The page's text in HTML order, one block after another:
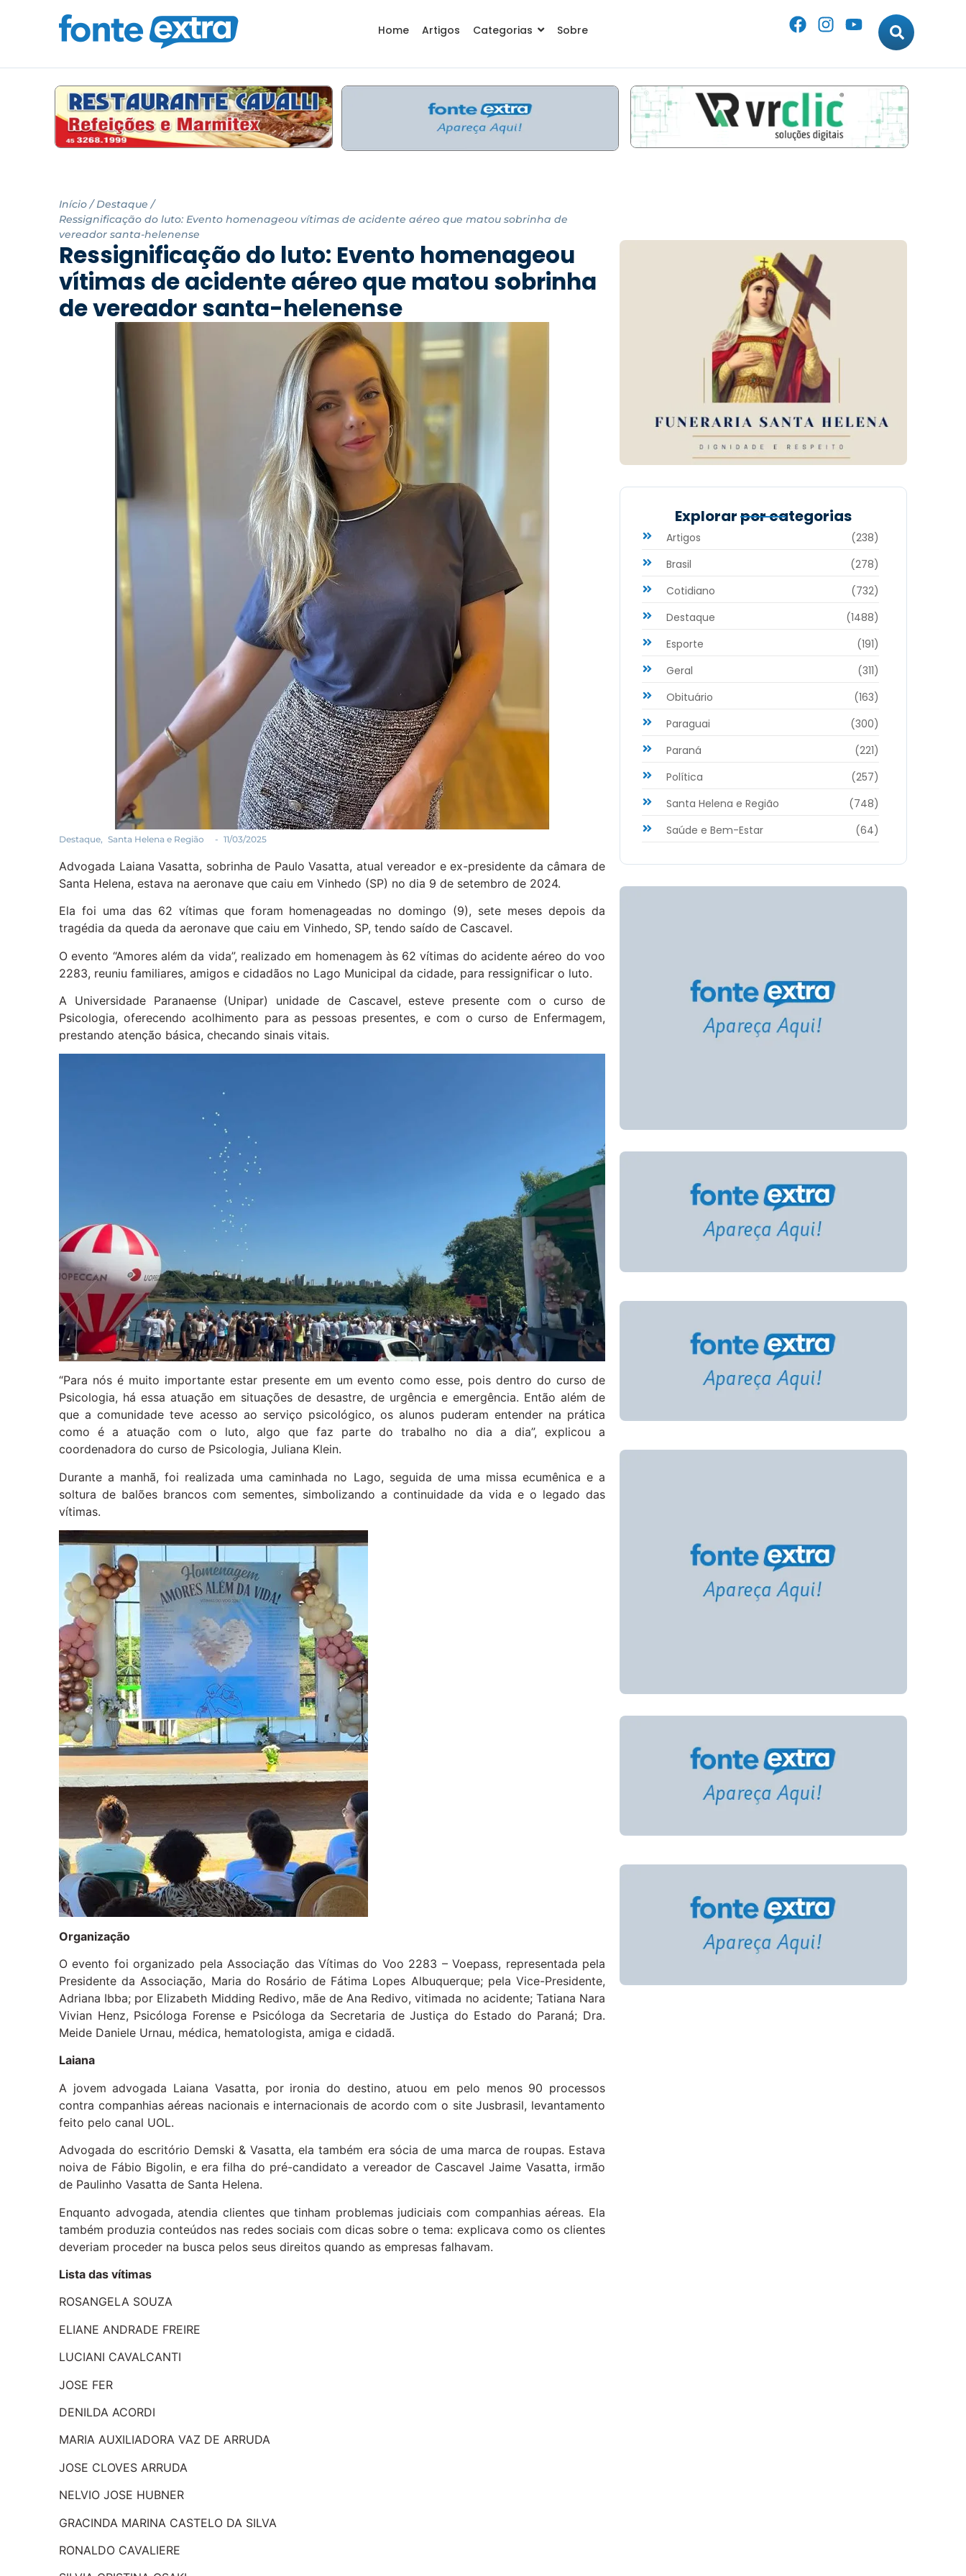
Home Artigos Categorias Sobre
Início / Destaque /
Ressignificação do luto: Evento homenageou vítimas de acidente aéreo que matou sobrinha de
vereador santa-helenense
Ressignificação do luto: Evento homenageou
vítimas de acidente aéreo que matou sobrinha
de vereador santa-helenense
Destaque, Santa Helena e Região - 11/03/2025
Advogada Laiana Vasatta, sobrinha de Paulo Vasatta, atual vereador e ex-presidente da câmara de
Santa Helena, estava na aeronave que caiu em Vinhedo (SP) no dia 9 de setembro de 2024.
Ela foi uma das 62 vítimas que foram homenageadas no domingo (9), sete meses depois da
tragédia da queda da aeronave que caiu em Vinhedo, SP, tendo saído de Cascavel.
O evento “Amores além da vida”, realizado em homenagem às 62 vítimas do acidente aéreo do voo
2283, reuniu familiares, amigos e cidadãos no Lago Municipal da cidade, para ressignificar o luto.
A Universidade Paranaense (Unipar) unidade de Cascavel, esteve presente com o curso de
Psicologia, oferecendo acolhimento para as pessoas presentes, e com o curso de Enfermagem,
prestando atenção básica, checando sinais vitais.
“Para nós é muito importante estar presente em um evento como esse, pois dentro do curso de
Psicologia, há essa atuação em situações de desastre, de urgência e emergência. Então além de
que a comunidade teve acesso ao serviço psicológico, os alunos puderam entender na prática
como é a atuação com o luto, algo que faz parte do trabalho no dia a dia”, explicou a
coordenadora do curso de Psicologia, Juliana Klein.
Durante a manhã, foi realizada uma caminhada no Lago, seguida de uma missa ecumênica e a
soltura de balões brancos com sementes, simbolizando a continuidade da vida e o legado das
vítimas.
Organização
O evento foi organizado pela Associação das Vítimas do Voo 2283 – Voepass, representada pela
Presidente da Associação, Maria do Rosário de Fátima Lopes Albuquerque; pela Vice-Presidente,
Adriana Ibba; por Elizabeth Midding Redivo, mãe de Ana Redivo, vitimada no acidente; Tatiana Nara
Vivian Henz, Psicóloga Forense e Psicóloga da Secretaria de Justiça do Estado do Paraná; Dra.
Meide Daniele Urnau, médica, hematologista, amiga e cidadã.
Laiana
A jovem advogada Laiana Vasatta, por ironia do destino, atuou em pelo menos 90 processos
contra companhias aéreas nacionais e internacionais de acordo com o site Jusbrasil, levantamento
feito pelo canal UOL.
Advogada do escritório Demski & Vasatta, ela também era sócia de uma marca de roupas. Estava
noiva de Fábio Bigolin, e era filha do pré-candidato a vereador de Cascavel Jaime Vasatta, irmão
de Paulinho Vasatta de Santa Helena.
Enquanto advogada, atendia clientes que tinham problemas judiciais com companhias aéreas. Ela
também produzia conteúdos nas redes sociais com dicas sobre o tema: explicava como os clientes
deveriam proceder na busca pelos seus direitos quando as empresas falhavam.
Lista das vítimas
ROSANGELA SOUZA
ELIANE ANDRADE FREIRE
LUCIANI CAVALCANTI
JOSE FER
DENILDA ACORDI
MARIA AUXILIADORA VAZ DE ARRUDA
JOSE CLOVES ARRUDA
NELVIO JOSE HUBNER
GRACINDA MARINA CASTELO DA SILVA
RONALDO CAVALIERE
Explorar por categorias
Artigos
(238)
Brasil
(278)
Cotidiano
(732)
Destaque
(1488)
Esporte
(191)
Geral
(311)
Obituário
(163)
Paraguai
(300)
Paraná
(221)
Política
(257)
Santa Helena e Região
(748)
Saúde e Bem-Estar
(64)